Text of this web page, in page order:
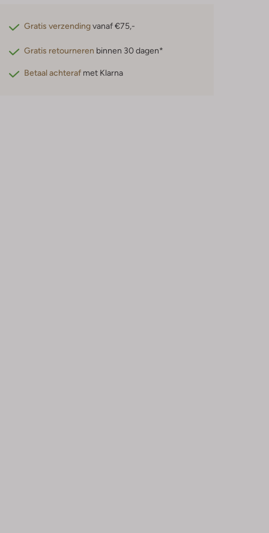
Gratis verzendingvanaf €75,-
Gratis retourneren binnen 30 dagen*
Betaal achteraf met Klarna